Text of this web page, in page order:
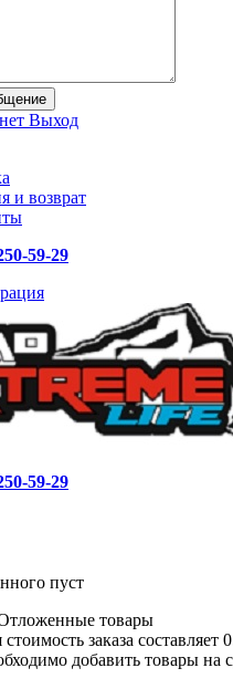
Выход
и возврат
59-29
59-29
пуст
товары
заказа составляет
добавить товары на